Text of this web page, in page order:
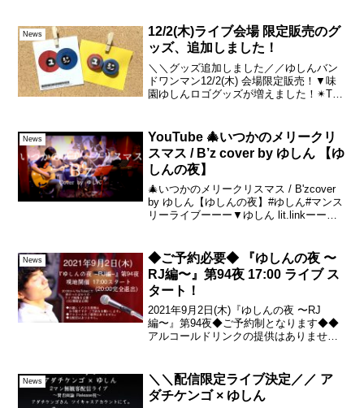
ん-“Good night” v...
News
12/2(木)ライブ会場 限定販売のグ
ッズ、追加しました！
＼＼グッズ追加しました／／ゆしんバン
ドワンマン12/2(木) 会場限定販売！▼味
園ゆしんロゴグッズが増えました！✴︎Tシ
す。・閉店時間の関係で、ライブ終了後
は物販が...
News
YouTube 🎄いつかのメリークリ
スマス / B’z cover by ゆしん 【ゆ
しんの夜】
🎄いつかのメリークリスマス / B'zcover
by ゆしん【ゆしんの夜】#ゆしん#マンス
リーライブーーー▼ゆしん lit.linkーー＼
(木) → ゆしん...
News
◆ご予約必要◆ 『ゆしんの夜 〜
RJ編〜』第94夜 17:00 ライブ ス
タート！
2021年9月2日(木)『ゆしんの夜 〜RJ
編〜』第94夜◆ご予約制となります◆◆
アルコールドリンクの提供はありません
配信はありませんが...
News
＼＼配信限定ライブ決定／／ ア
ダチケンゴ × ゆしん